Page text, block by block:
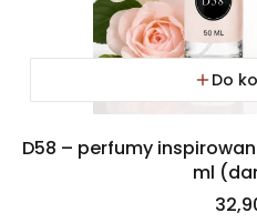
Do
D58 – perfumy
ml